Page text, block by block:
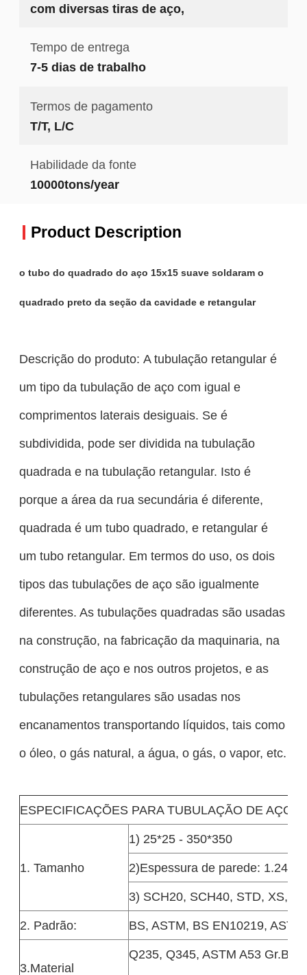
com diversas tiras de aço,
Tempo de entrega
7-5 dias de trabalho
Termos de pagamento
T/T, L/C
Habilidade da fonte
10000tons/year
Product Description
o tubo do quadrado do aço 15x15 suave soldaram o
quadrado preto da seção da cavidade e retangular
Descrição do produto: A tubulação retangular é
um tipo da tubulação de aço com igual e
comprimentos laterais desiguais. Se é
subdividida, pode ser dividida na tubulação
quadrada e na tubulação retangular. Isto é
porque a área da rua secundária é diferente,
quadrada é um tubo quadrado, e retangular é
um tubo retangular. Em termos do uso, os dois
tipos das tubulações de aço são igualmente
diferentes. As tubulações quadradas são usadas
na construção, na fabricação da maquinaria, na
construção de aço e nos outros projetos, e as
tubulações retangulares são usadas nos
encanamentos transportando líquidos, tais como
o óleo, o gás natural, a água, o gás, o vapor, etc.
ESPECIFICAÇÕES PARA TUBULAÇÃO DE AÇO
1. Tamanho
1) 25*25 - 350*350
2)Espessura de parede:
3) SCH20, SCH40, STD, XS,
2. Padrão:
BS, ASTM, BS EN10219,
3.Material
Q235, Q345, ASTM A53 Gr.B,